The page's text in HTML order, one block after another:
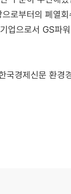
로부터의 폐열
업으로서 GS파
국경제신문 환